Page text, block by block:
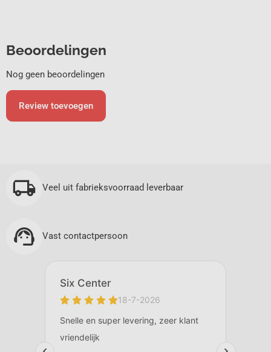
Beoordelingen
Nog geen beoordelingen
Review toevoegen
Veel uit fabrieksvoorraad leverbaar
Vast contactpersoon